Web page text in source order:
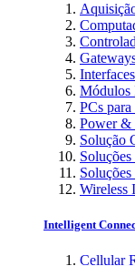
Módulos
PCs
Power &
Solução
Soluções
Wireless
Intelligent
Cellular